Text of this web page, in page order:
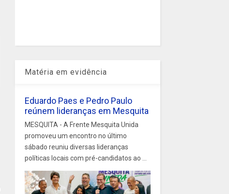
Matéria em evidência
Eduardo Paes e Pedro Paulo
reúnem lideranças em Mesquita
MESQUITA - A Frente Mesquita Unida
promoveu um encontro no último
sábado reuniu diversas lideranças
políticas locais com pré-candidatos ao ...